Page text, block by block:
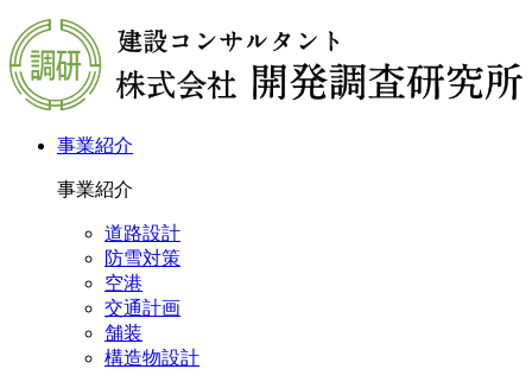
事業紹介
事業紹介
道路設計
防雪対策
空港
交通計画
舗装
構造物設計